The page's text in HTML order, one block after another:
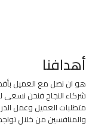
أهدافنا
هو ان نصل مع العميل
شركاء النجاح فنحن نسعى
متطلبات العميل وعمل
والمنافسين من خلال